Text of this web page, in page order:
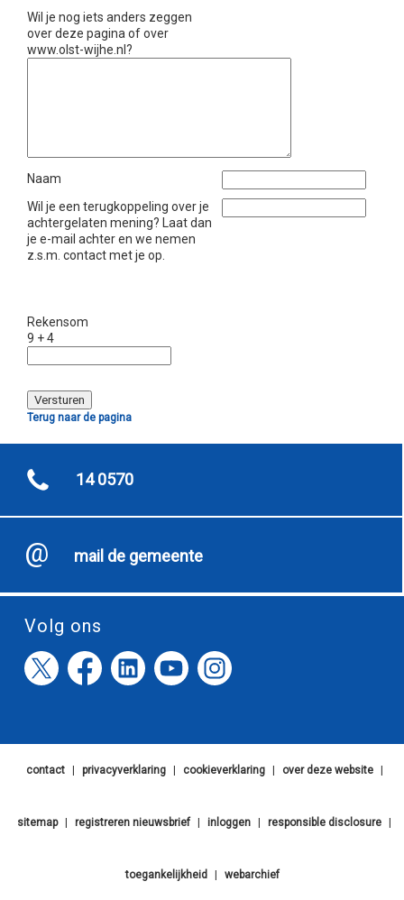
Wil je nog iets anders zeggen
over deze pagina of over
www.olst-wijhe.nl?
Naam
Wil je een terugkoppeling over je
achtergelaten mening? Laat dan
je e-mail achter en we nemen
z.s.m. contact met je op.
Rekensom
9 + 4
Terug naar de pagina
14 0570
mail de gemeente
Volg ons
contact privacyverklaring cookieverklaring over deze website
sitemap registreren nieuwsbrief inloggen responsible disclosure
toegankelijkheid webarchief